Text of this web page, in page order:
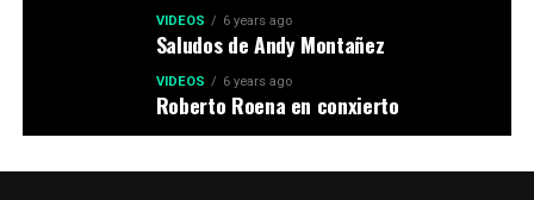
VIDEOS 6 years ago
Saludos de Andy Montañez
VIDEOS 6 years ago
Roberto Roena en conxierto